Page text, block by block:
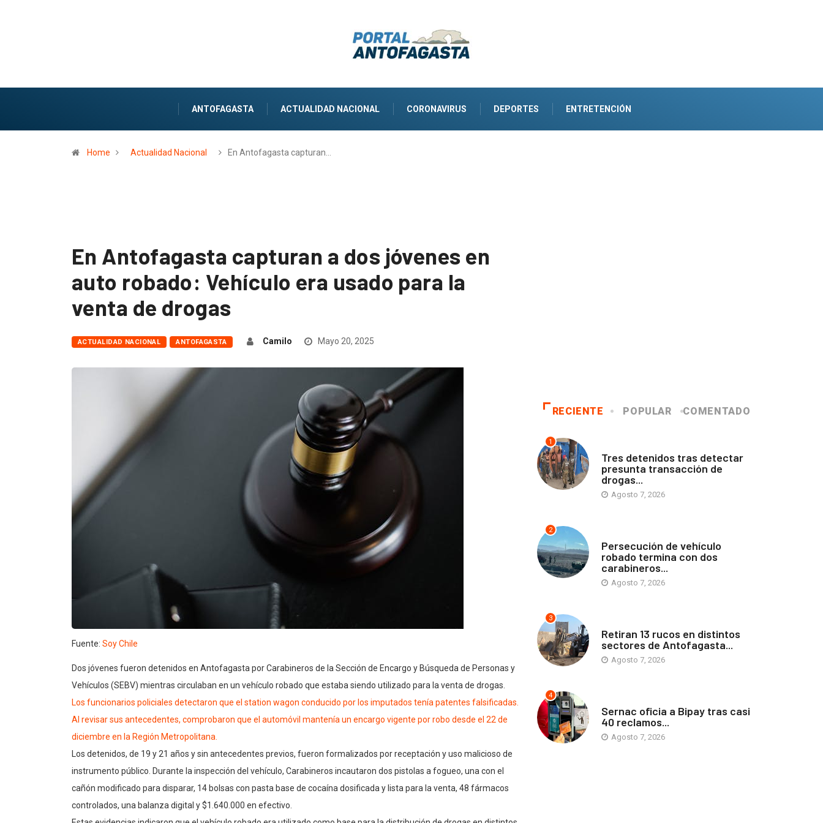
ANTOFAGASTA ACTUALIDAD NACIONAL CORONAVIRUS DEPORTES ENTRETENCIÓN
Home Actualidad Nacional En Antofagasta capturan…
En Antofagasta capturan a dos jóvenes en
auto robado: Vehículo era usado para la
venta de drogas
ACTUALIDAD NACIONAL ANTOFAGASTA Camilo Mayo 20, 2025
Fuente: Soy Chile
Dos jóvenes fueron detenidos en Antofagasta por Carabineros de la Sección de Encargo y Búsqueda de Personas y
Vehículos (SEBV) mientras circulaban en un vehículo robado que estaba siendo utilizado para la venta de drogas.
Los funcionarios policiales detectaron que el station wagon conducido por los imputados tenía patentes falsificadas.
Al revisar sus antecedentes, comprobaron que el automóvil mantenía un encargo vigente por robo desde el 22 de
diciembre en la Región Metropolitana.
Los detenidos, de 19 y 21 años y sin antecedentes previos, fueron formalizados por receptación y uso malicioso de
instrumento público. Durante la inspección del vehículo, Carabineros incautaron dos pistolas a fogueo, una con el
cañón modificado para disparar, 14 bolsas con pasta base de cocaína dosificada y lista para la venta, 48 fármacos
controlados, una balanza digital y $1.640.000 en efectivo.
RECIENTE POPULAR COMENTADO
1
Tres detenidos tras detectar
presunta transacción de
drogas...
Agosto 7, 2026
2
Persecución de vehículo
robado termina con dos
carabineros...
Agosto 7, 2026
3
Retiran 13 rucos en distintos
sectores de Antofagasta...
Agosto 7, 2026
4
Sernac oficia a Bipay tras casi
40 reclamos...
Agosto 7, 2026